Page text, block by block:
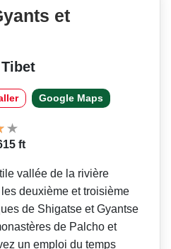
et
Google Maps
ft
vallée de la rivière
deuxième et troisième
de Shigatse et Gyantse
de Palcho et
un emploi du temps